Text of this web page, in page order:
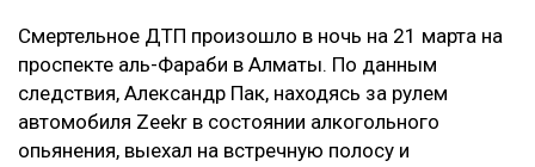
страданий, а не в усилении карательного
воздействия на причинителя вреда, —
говорится в постановлении суда.
В результате приговор в части гражданского иска